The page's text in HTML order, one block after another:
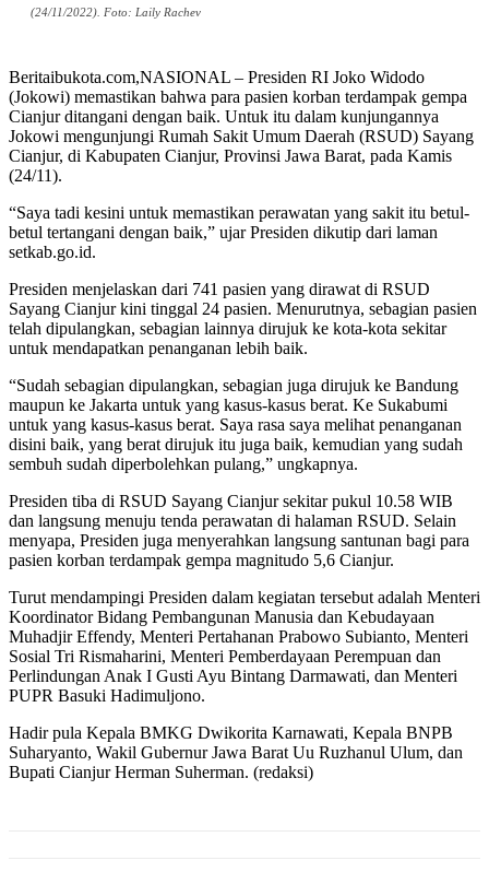
(24/11/2022). Foto: Laily Rachev
Beritaibukota.com,NASIONAL – Presiden RI Joko Widodo
(Jokowi) memastikan bahwa para pasien korban terdampak gempa
Cianjur ditangani dengan baik. Untuk itu dalam kunjungannya
Jokowi mengunjungi Rumah Sakit Umum Daerah (RSUD) Sayang
Cianjur, di Kabupaten Cianjur, Provinsi Jawa Barat, pada Kamis
(24/11).
“Saya tadi kesini untuk memastikan perawatan yang sakit itu betul-
betul tertangani dengan baik,” ujar Presiden dikutip dari laman
setkab.go.id.
Presiden menjelaskan dari 741 pasien yang dirawat di RSUD
Sayang Cianjur kini tinggal 24 pasien. Menurutnya, sebagian pasien
telah dipulangkan, sebagian lainnya dirujuk ke kota-kota sekitar
untuk mendapatkan penanganan lebih baik.
“Sudah sebagian dipulangkan, sebagian juga dirujuk ke Bandung
maupun ke Jakarta untuk yang kasus-kasus berat. Ke Sukabumi
untuk yang kasus-kasus berat. Saya rasa saya melihat penanganan
disini baik, yang berat dirujuk itu juga baik, kemudian yang sudah
sembuh sudah diperbolehkan pulang,” ungkapnya.
Presiden tiba di RSUD Sayang Cianjur sekitar pukul 10.58 WIB
dan langsung menuju tenda perawatan di halaman RSUD. Selain
menyapa, Presiden juga menyerahkan langsung santunan bagi para
pasien korban terdampak gempa magnitudo 5,6 Cianjur.
Turut mendampingi Presiden dalam kegiatan tersebut adalah Menteri
Koordinator Bidang Pembangunan Manusia dan Kebudayaan
Muhadjir Effendy, Menteri Pertahanan Prabowo Subianto, Menteri
Sosial Tri Rismaharini, Menteri Pemberdayaan Perempuan dan
Perlindungan Anak I Gusti Ayu Bintang Darmawati, dan Menteri
PUPR Basuki Hadimuljono.
Hadir pula Kepala BMKG Dwikorita Karnawati, Kepala BNPB
Suharyanto, Wakil Gubernur Jawa Barat Uu Ruzhanul Ulum, dan
Bupati Cianjur Herman Suherman. (redaksi)